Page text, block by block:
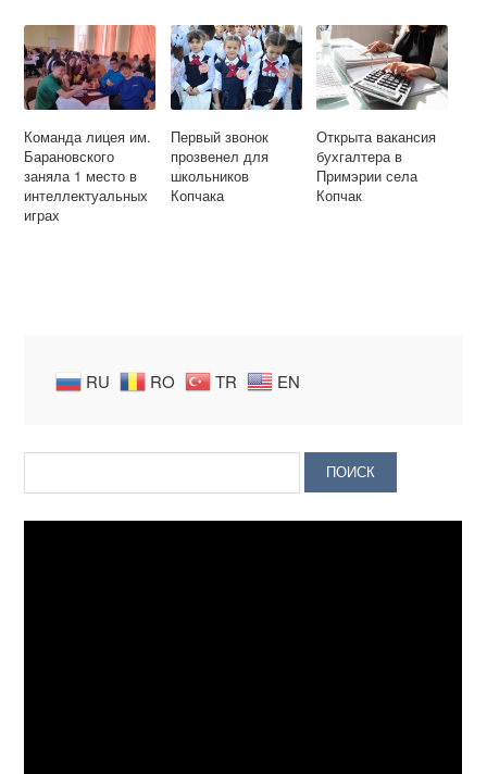
Команда лицея им.
Барановского
заняла 1 место в
интеллектуальных
играх
Первый звонок
прозвенел для
школьников
Копчака
Открыта вакансия
бухгалтера в
Примэрии села
Копчак
RU RO TR EN